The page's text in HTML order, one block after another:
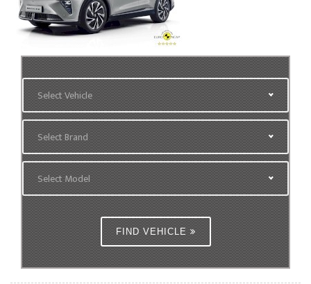
Select Vehicle
Select Brand
Select Model
FIND VEHICLE